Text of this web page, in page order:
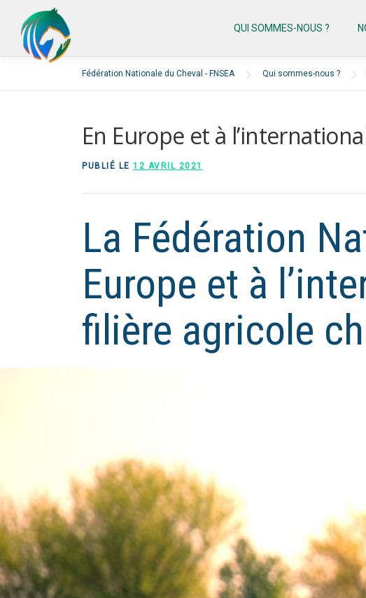
contenu
QUI SOMMES-NOUS ?
Fédération Nationale du Cheval - FNSEA Qui sommes-nous ?
En Europe et à
PUBLIÉ LE 12 AVRIL 2021
La Fédération
Europe et à
filière agricole